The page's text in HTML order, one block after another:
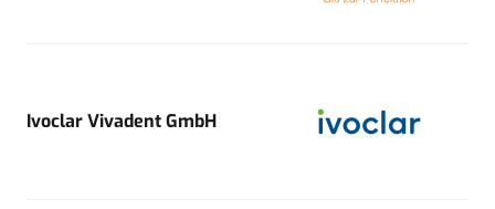
Ivoclar Vivadent GmbH